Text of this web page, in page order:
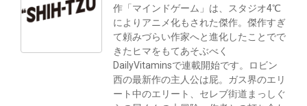
作「マインドゲーム」は、スタジオ4℃
によりアニメ化もされた傑作。傑作すぎ
て頼みづらい作家へと進化したことでで
きたヒマをもてあそぶべく
DailyVitaminsで連載開始です。ロビン
西の最新作の主人公は屁。ガス界のエリ
ート中のエリート、セレブ街道まっしぐ